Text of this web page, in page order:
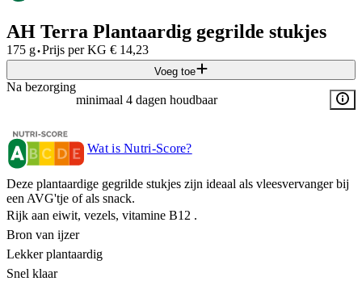
AH Terra Plantaardig gegrilde stukjes
175 g·Prijs per KG € 14,23
Voeg toe
Na bezorging
minimaal 4 dagen houdbaar
Wat is Nutri-Score?
Deze plantaardige gegrilde stukjes zijn ideaal als vleesvervanger bij
een AVG'tje of als snack.
Rijk aan eiwit, vezels, vitamine B12 .
Bron van ijzer
Lekker plantaardig
Snel klaar